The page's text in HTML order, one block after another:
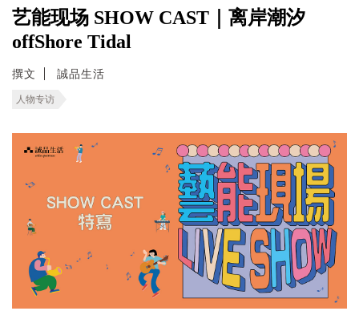
艺能现场 SHOW CAST｜离岸潮汐
offShore Tidal
撰文 誠品生活
人物专访